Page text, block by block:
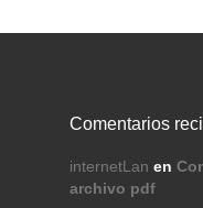
Comentarios
internetLan en
archivo pdf